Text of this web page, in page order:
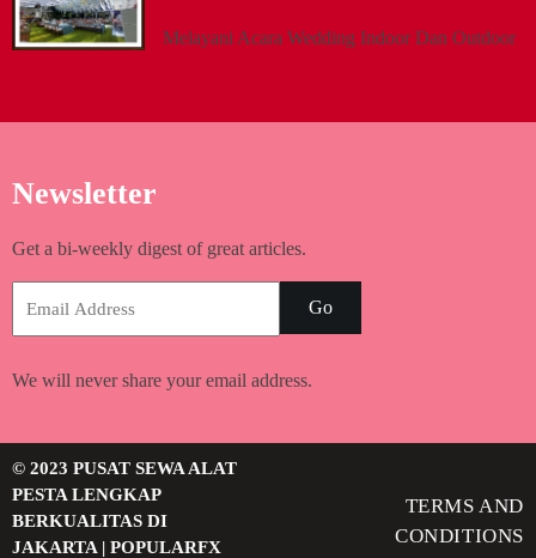
Melayani Acara Wedding Indoor Dan Outdoor
Newsletter
Get a bi-weekly digest of great articles.
Go
We will never share your email address.
© 2023 PUSAT SEWA ALAT
PESTA LENGKAP
BERKUALITAS DI
JAKARTA | POPULARFX
TERMS AND
CONDITIONS